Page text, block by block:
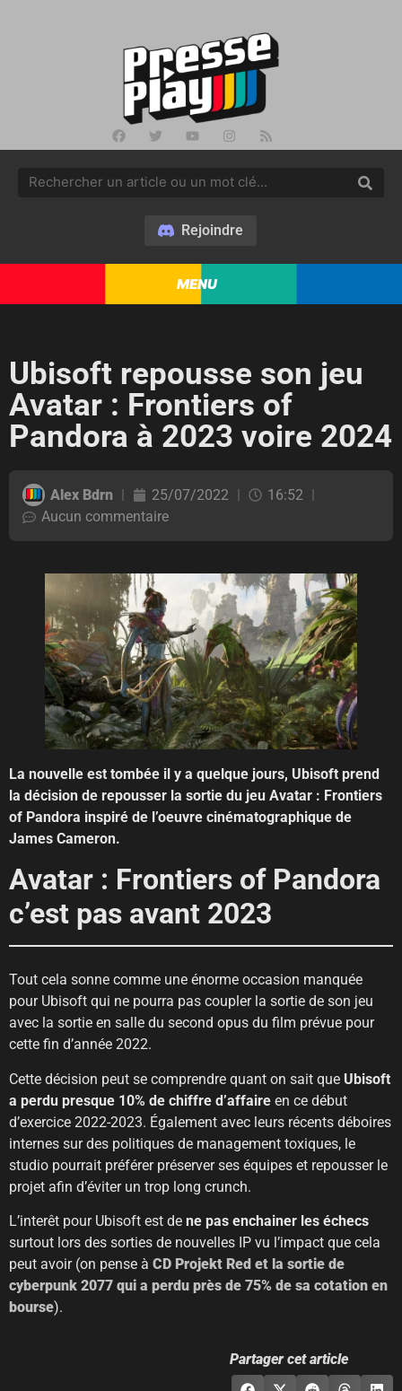
Rejoindre
MENU
Ubisoft repousse son jeu
Avatar : Frontiers of
Pandora à 2023 voire 2024
Alex Bdrn 25/07/2022
16:52
Aucun commentaire
La nouvelle est tombée il y a quelque jours, Ubisoft prend
la décision de repousser la sortie du jeu Avatar : Frontiers
of Pandora inspiré de l’oeuvre cinématographique de
James Cameron.
Avatar : Frontiers of Pandora
c’est pas avant 2023
Tout cela sonne comme une énorme occasion manquée
pour Ubisoft qui ne pourra pas coupler la sortie de son jeu
avec la sortie en salle du second opus du film prévue pour
cette fin d’année 2022.
Cette décision peut se comprendre quant on sait que Ubisoft
a perdu presque 10% de chiffre d’affaire en ce début
d’exercice 2022-2023. Également avec leurs récents déboires
internes sur des politiques de management toxiques, le
studio pourrait préférer préserver ses équipes et repousser le
projet afin d’éviter un trop long crunch.
L’interêt pour Ubisoft est de ne pas enchainer les échecs
surtout lors des sorties de nouvelles IP vu l’impact que cela
peut avoir (on pense à CD Projekt Red et la sortie de
cyberpunk 2077 qui a perdu près de 75% de sa cotation en
bourse).
Partager cet article